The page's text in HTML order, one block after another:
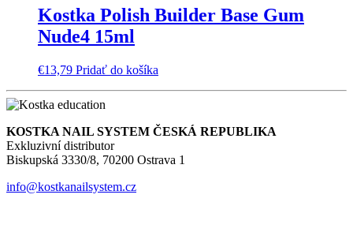
Kostka Polish Builder Base Gum
Nude4 15ml
€13,79 Pridať do košíka
KOSTKA NAIL SYSTEM ČESKÁ REPUBLIKA
Exkluzivní distributor
Biskupská 3330/8, 70200 Ostrava 1
info@kostkanailsystem.cz